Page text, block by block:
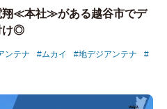
翔≪本社≫がある越谷市でデ
け◎
ンテナ ムカイ
地デジアンテナ